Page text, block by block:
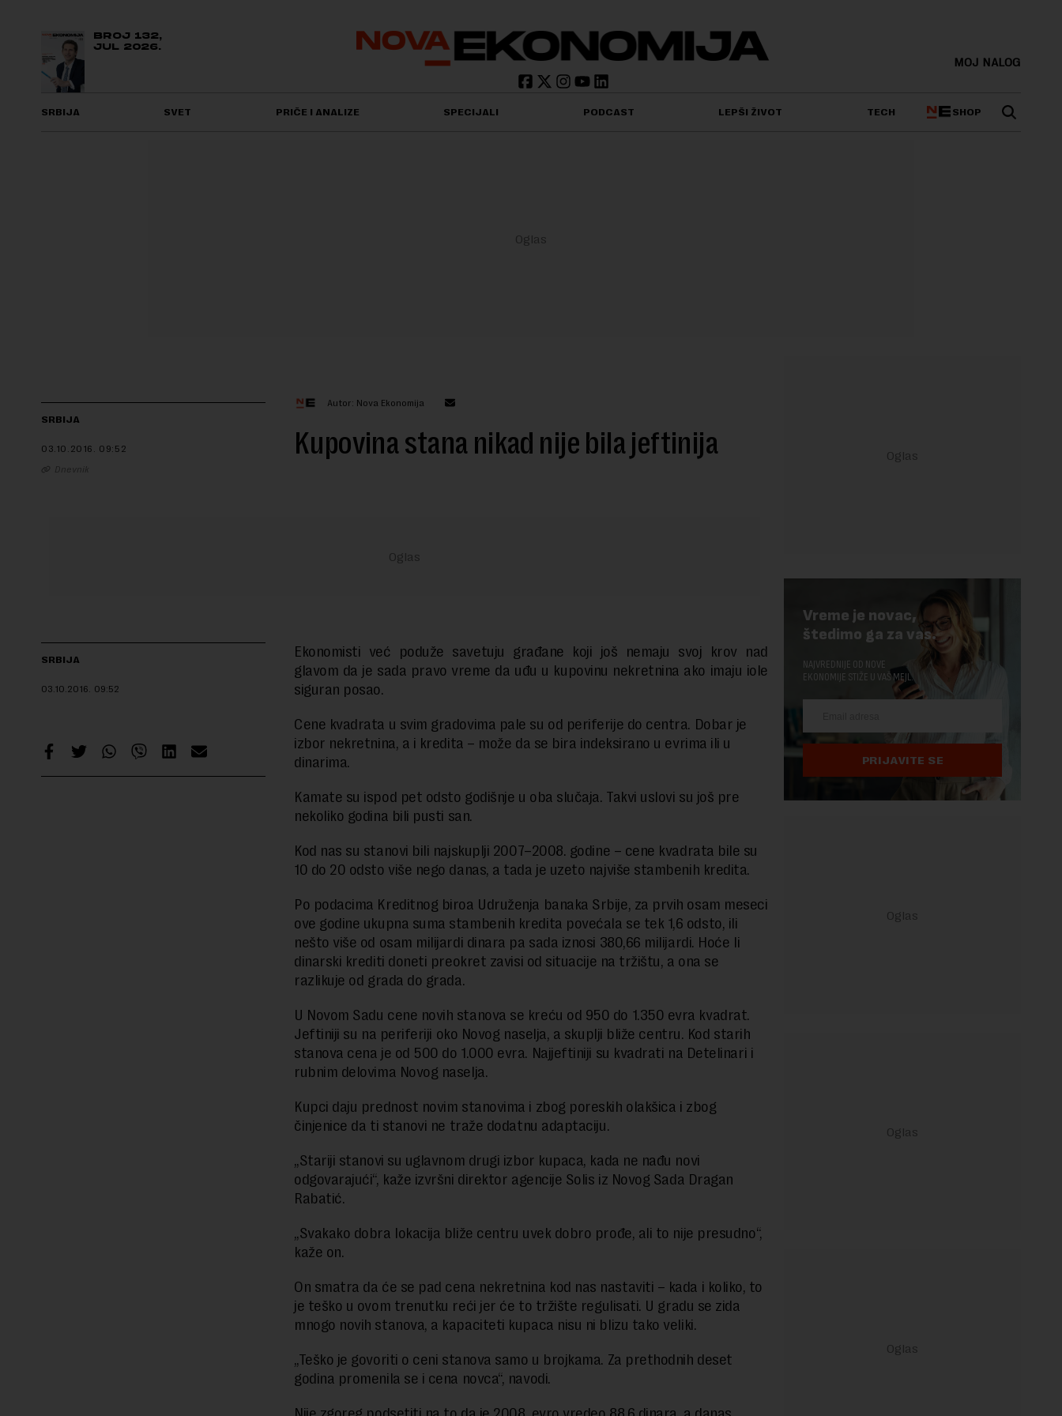
BROJ 132,
JUL 2026.
MOJ NALOG
SRBIJA SVET PRIČE I ANALIZE SPECIJALI PODCAST LEPŠI ŽIVOT TECH SHOP
SRBIJA
03.10.2016. 09:52
Dnevnik
Autor: Nova Ekonomija
Kupovina stana nikad nije bila jeftinija
SRBIJA
03.10.2016. 09:52
Ekonomisti već poduže savetuju građane koji još nemaju svoj krov nad
glavom da je sada pravo vreme da uđu u kupovinu nekretnina ako imaju iole
siguran posao.
Cene kvadrata u svim gradovima pale su od periferije do centra. Dobar je
izbor nekretnina, a i kredita – može da se bira indeksirano u evrima ili u
dinarima.
Kamate su ispod pet odsto godišnje u oba slučaja. Takvi uslovi su još pre
nekoliko godina bili pusti san.
Kod nas su stanovi bili najskuplji 2007–2008. godine – cene kvadrata bile su
10 do 20 odsto više nego danas, a tada je uzeto najviše stambenih kredita.
Po podacima Kreditnog biroa Udruženja banaka Srbije, za prvih osam meseci
ove godine ukupna suma stambenih kredita povećala se tek 1,6 odsto, ili
nešto više od osam milijardi dinara pa sada iznosi 380,66 milijardi. Hoće li
dinarski krediti doneti preokret zavisi od situacije na tržištu, a ona se
razlikuje od grada do grada.
U Novom Sadu cene novih stanova se kreću od 950 do 1.350 evra kvadrat.
Jeftiniji su na periferiji oko Novog naselja, a skuplji bliže centru. Kod starih
stanova cena je od 500 do 1.000 evra. Najjeftiniji su kvadrati na Detelinari i
rubnim delovima Novog naselja.
Kupci daju prednost novim stanovima i zbog poreskih olakšica i zbog
činjenice da ti stanovi ne traže dodatnu adaptaciju.
„Stariji stanovi su uglavnom drugi izbor kupaca, kada ne nađu novi
odgovarajući“, kaže izvršni direktor agencije Solis iz Novog Sada Dragan
Rabatić.
„Svakako dobra lokacija bliže centru uvek dobro prođe, ali to nije presudno“,
kaže on.
On smatra da će se pad cena nekretnina kod nas nastaviti – kada i koliko, to
je teško u ovom trenutku reći jer će to tržište regulisati. U gradu se zida
mnogo novih stanova, a kapaciteti kupaca nisu ni blizu tako veliki.
„Teško je govoriti o ceni stanova samo u brojkama. Za prethodnih deset
godina promenila se i cena novca“, navodi.
Vreme je novac,
štedimo ga za vas.
NAJVREDNIJE OD NOVE
EKONOMIJE STIŽE U VAŠ MEJL.
PRIJAVITE SE